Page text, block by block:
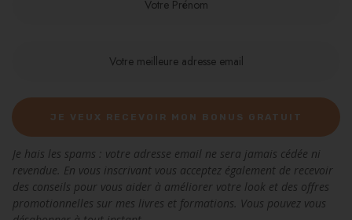
JE VEUX RECEVOIR MON BONUS GRATUIT
Je hais les spams : votre adresse email ne sera jamais cédée ni